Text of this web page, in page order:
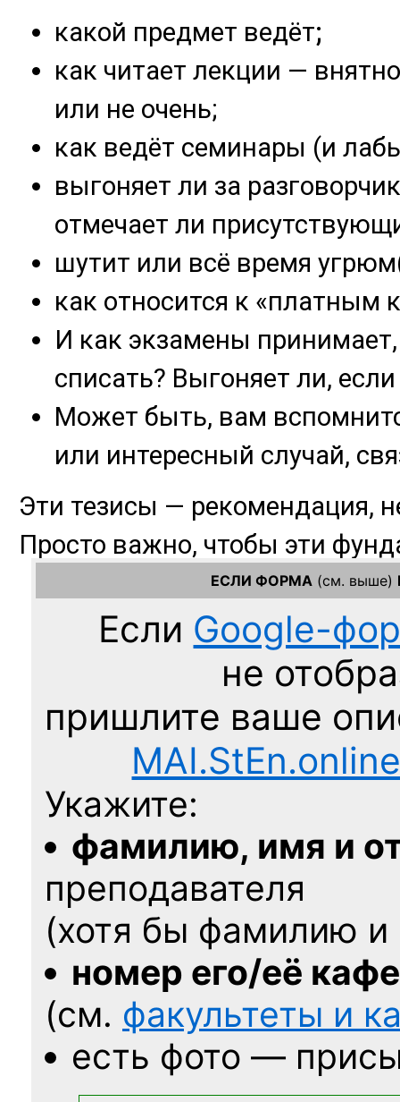
ЕСЛИ ФОРМА (см. выше)
Если Google-
не
пришлите ваше
Укажите:
фамилию, имя и
преподавателя
(хотя бы фамилию
номер его/её
(см. факультеты и
есть фото —